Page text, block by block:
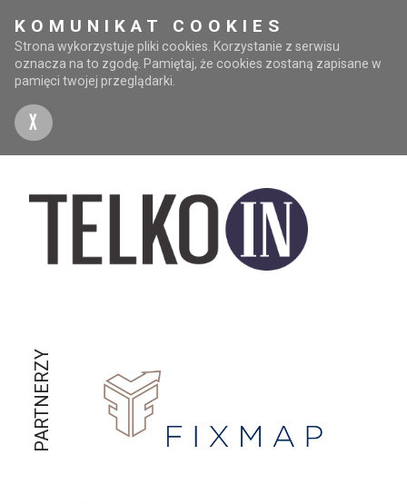
KOMUNIKAT COOKIES
Strona wykorzystuje pliki cookies. Korzystanie z serwisu
oznacza na to zgodę. Pamiętaj, że cookies zostaną zapisane w
pamięci twojej przeglądarki.
X
PARTNERZY